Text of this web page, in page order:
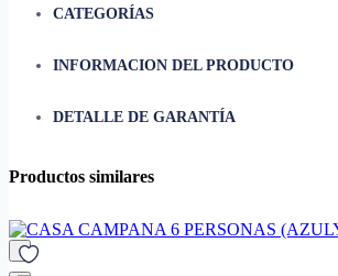
CATEGORÍAS
INFORMACION DEL PRODUCTO
• Capacidad
• Dimensiones del empaque
DETALLE DE GARANTÍA
Productos similares